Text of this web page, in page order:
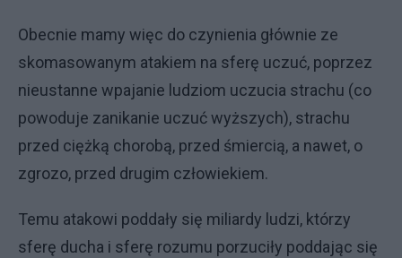
Obecnie mamy więc do czynienia głównie ze
skomasowanym atakiem na sferę uczuć, poprzez
nieustanne wpajanie ludziom uczucia strachu (co
powoduje zanikanie uczuć wyższych), strachu
przed ciężką chorobą, przed śmiercią, a nawet, o
zgrozo, przed drugim człowiekiem.
Temu atakowi poddały się miliardy ludzi, którzy
sferę ducha i sferę rozumu porzuciły poddając się